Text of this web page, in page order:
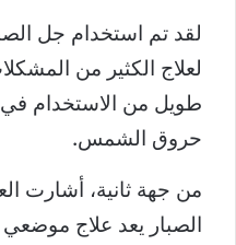
لقد تم استخدام جل
لعلاج الكثير من
طويل من الاستخدام
حروق الشمس.
من جهة ثانية، أشارت
الصبار يعد علاج